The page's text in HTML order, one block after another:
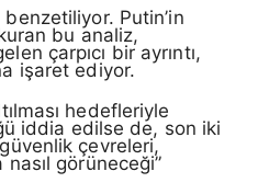
benzetiliyor. Putin’in
bu analiz,
çarpıcı bir ayrıntı,
işaret ediyor.
hedefleriyle
iddia edilse de, son iki
çevreleri,
nasıl görüneceği”